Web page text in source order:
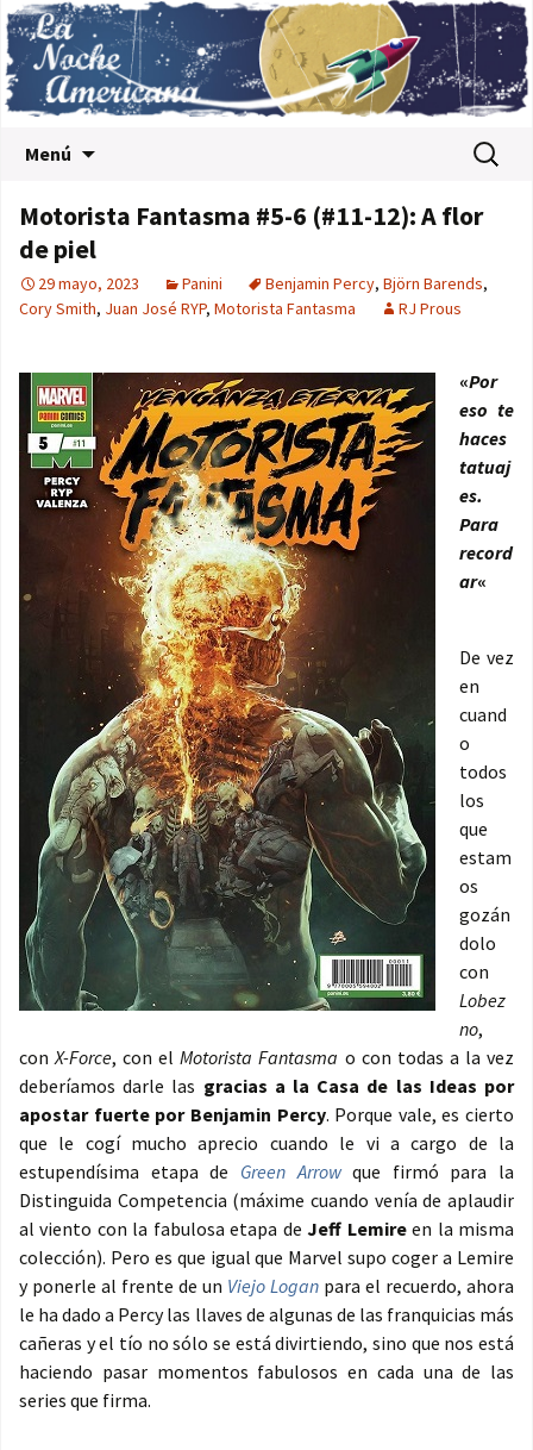
Menú Buscar:
Motorista Fantasma #5-6 (#11-12): A flor
de piel
29 mayo, 2023 Panini Benjamin Percy, Björn Barends,
Cory Smith, Juan José RYP, Motorista Fantasma RJ Prous
«Por
eso te
haces
tatuaj
es.
Para
record
ar«
De vez
en
cuand
o
todos
los
que
estam
os
gozán
dolo
con
Lobez
no,
conX-Force, con elMotorista Fantasma o con todas a la vez
deberíamos darle las gracias a la Casa de las Ideas por
apostar fuerte por Benjamin Percy. Porque vale, es cierto
que le cogí mucho aprecio cuando le vi a cargo de la
estupendísima etapa de Green Arrowque firmó para la
Distinguida Competencia (máxime cuando venía de aplaudir
al viento con la fabulosa etapa deJeff Lemireen la misma
colección). Pero es que igual que Marvel supo coger a Lemire
y ponerle al frente de un Viejo Logan para el recuerdo, ahora
le ha dado a Percy las llaves de algunas de las franquicias más
cañeras y el tío no sólo se está divirtiendo, sino que nos está
haciendo pasar momentos fabulosos en cada una de las
series que firma.